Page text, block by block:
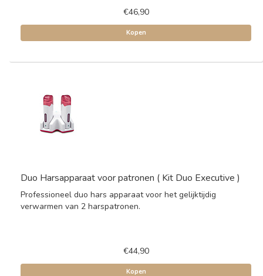
€46,90
Kopen
Duo Harsapparaat voor patronen ( Kit Duo Executive )
Professioneel duo hars apparaat voor het gelijktijdig
verwarmen van 2 harspatronen.
€44,90
Kopen